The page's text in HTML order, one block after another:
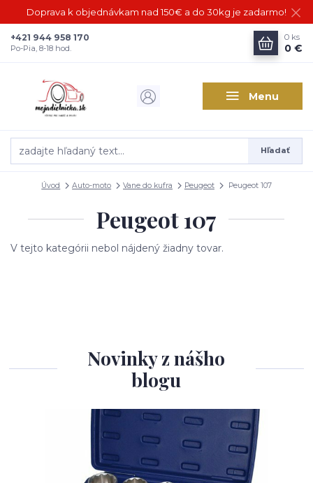
Doprava k objednávkam nad 150€ a do 30kg je zadarmo!
Menu
Hľadať
+421 944 958 170
Po-Pia, 8-18 hod.
0 ks
0 €
Úvod Auto-moto Vane do kufra Peugeot Peugeot 107
Peugeot 107
V tejto kategórii nebol nájdený žiadny tovar.
Novinky z nášho
blogu